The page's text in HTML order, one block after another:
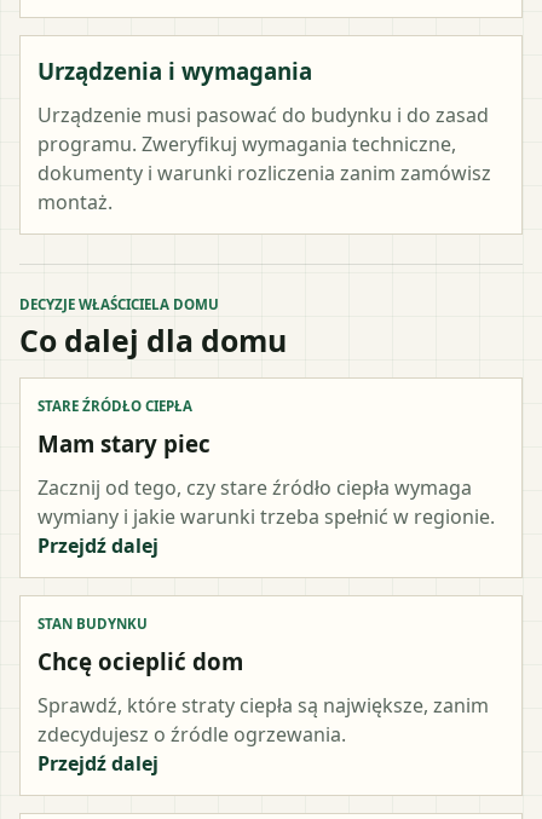
Urządzenia i wymagania
Urządzenie musi pasować do budynku i do zasad
programu. Zweryfikuj wymagania techniczne,
dokumenty i warunki rozliczenia zanim zamówisz
montaż.
DECYZJE WŁAŚCICIELA DOMU
Co dalej dla domu
STARE ŹRÓDŁO CIEPŁA
Mam stary piec
Zacznij od tego, czy stare źródło ciepła wymaga
wymiany i jakie warunki trzeba spełnić w regionie.
Przejdź dalej
STAN BUDYNKU
Chcę ocieplić dom
Sprawdź, które straty ciepła są największe, zanim
zdecydujesz o źródle ogrzewania.
Przejdź dalej